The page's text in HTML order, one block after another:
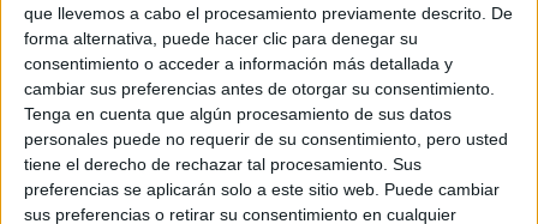
que llevemos a cabo el procesamiento previamente descrito. De
forma alternativa, puede hacer clic para denegar su
consentimiento o acceder a información más detallada y
cambiar sus preferencias antes de otorgar su consentimiento.
Tenga en cuenta que algún procesamiento de sus datos
personales puede no requerir de su consentimiento, pero usted
tiene el derecho de rechazar tal procesamiento. Sus
preferencias se aplicarán solo a este sitio web. Puede cambiar
sus preferencias o retirar su consentimiento en cualquier
Soy estudiante de:*
Términos y Condiciones de Uso